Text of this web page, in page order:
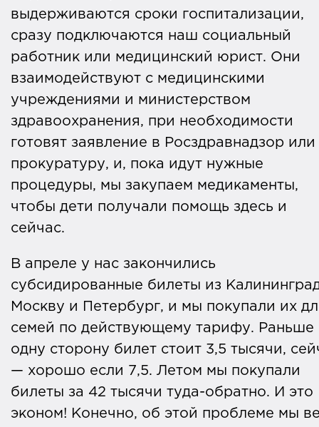
выдерживаются сроки госпитализации,
сразу подключаются наш социальный
работник или медицинский юрист. Они
взаимодействуют с медицинскими
учреждениями и министерством
здравоохранения, при необходимости
готовят заявление в Росздравнадзор или
прокуратуру, и, пока идут нужные
процедуры, мы закупаем медикаменты,
чтобы дети получали помощь здесь и
сейчас.
В апреле у нас закончились
субсидированные билеты из
Москву и Петербург, и мы покупали их
семей по действующему тарифу. Раньше
одну сторону билет стоит 3,5 тысячи,
— хорошо если 7,5. Летом мы покупали
билеты за 42 тысячи туда-обратно. И это
эконом! Конечно, об этой проблеме мы